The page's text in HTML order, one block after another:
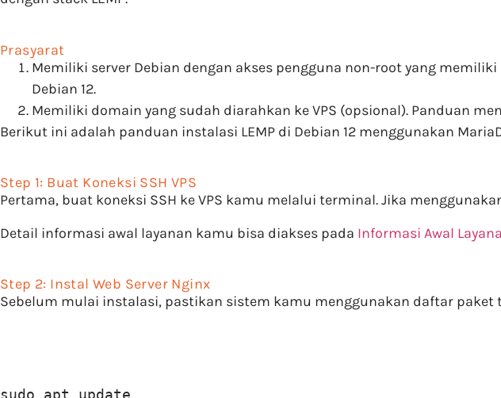
Prasyarat
Memiliki server Debian dengan akses pengguna non-root yang
Debian 12.
Memiliki domain yang sudah diarahkan ke VPS (opsional). Panduan
Berikut ini adalah panduan instalasi LEMP di Debian 12 menggunakan
Step 1: Buat Koneksi SSH VPS
Pertama, buat koneksi SSH ke VPS kamu melalui terminal. Jika
Detail informasi awal layanan kamu bisa diakses pada Informasi Awal
Step 2: Instal Web Server Nginx
Sebelum mulai instalasi, pastikan sistem kamu menggunakan daftar
sudo apt update